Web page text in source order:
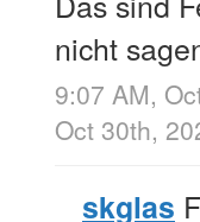
nicht
9:07 AM,
Oct 30th,
skglas